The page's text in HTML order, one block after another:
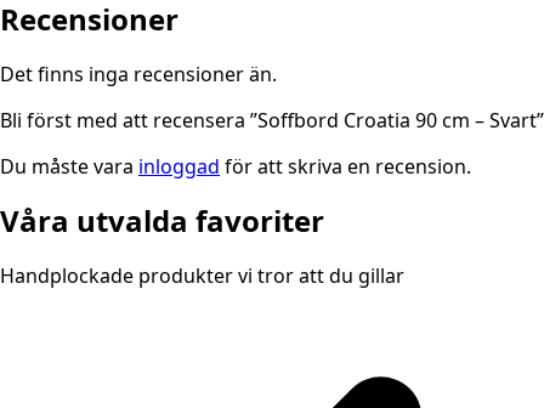
Recensioner
Det finns inga recensioner än.
Bli först med att recensera ”Soffbord Croatia 90 cm – Svart”
Du måste vara inloggad för att skriva en recension.
Våra utvalda favoriter
Handplockade produkter vi tror att du gillar